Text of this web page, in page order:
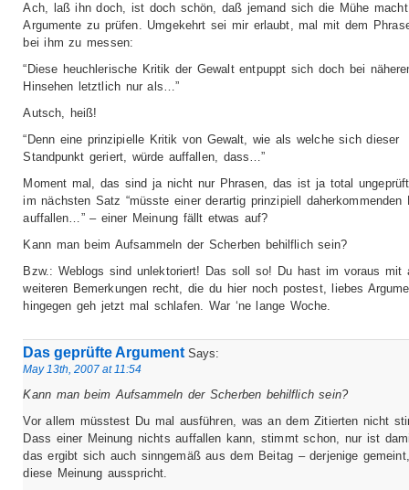
Ach, laß ihn doch, ist doch schön, daß jemand sich die Mühe
Argumente zu prüfen. Umgekehrt sei mir erlaubt, mal mit dem
bei ihm zu messen:
“Diese heuchlerische Kritik der Gewalt entpuppt sich doch bei
Hinsehen letztlich nur als…”
Autsch, heiß!
“Denn eine prinzipielle Kritik von Gewalt, wie als welche sich dieser
Standpunkt geriert, würde auffallen, dass…”
Moment mal, das sind ja nicht nur Phrasen, das ist ja total
im nächsten Satz “müsste einer derartig prinzipiell daherkommenden
auffallen…” – einer Meinung fällt etwas auf?
Kann man beim Aufsammeln der Scherben behilflich sein?
Bzw.: Weblogs sind unlektoriert! Das soll so! Du hast im voraus mit
weiteren Bemerkungen recht, die du hier noch postest, liebes
hingegen geh jetzt mal schlafen. War ‘ne lange Woche.
Das geprüfte Argument Says:
May 13th, 2007 at 11:54
Kann man beim Aufsammeln der Scherben behilflich sein?
Vor allem müsstest Du mal ausführen, was an dem Zitierten nicht
Dass einer Meinung nichts auffallen kann, stimmt schon, nur ist
das ergibt sich auch sinngemäß aus dem Beitag – derjenige
diese Meinung ausspricht.